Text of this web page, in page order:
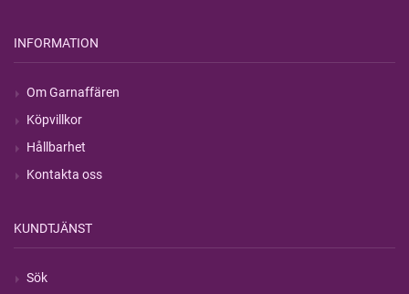
INFORMATION
Om Garnaffären
Köpvillkor
Hållbarhet
Kontakta oss
KUNDTJÄNST
Sök